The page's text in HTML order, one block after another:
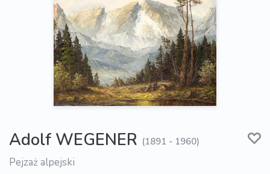
Adolf WEGENER (1891 - 1960)
Pejzaż alpejski